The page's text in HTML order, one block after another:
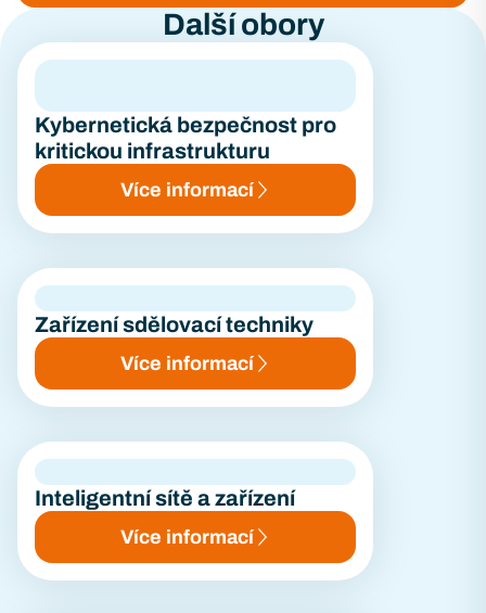
Další obory
Kybernetická bezpečnost pro
kritickou infrastrukturu
Více informací
Zařízení sdělovací techniky
Více informací
Inteligentní sítě a zařízení
Více informací